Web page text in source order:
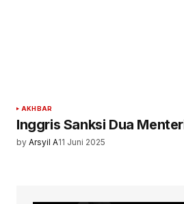
AKHBAR
Inggris Sanksi Dua
by Arsyil A11 Juni 2025